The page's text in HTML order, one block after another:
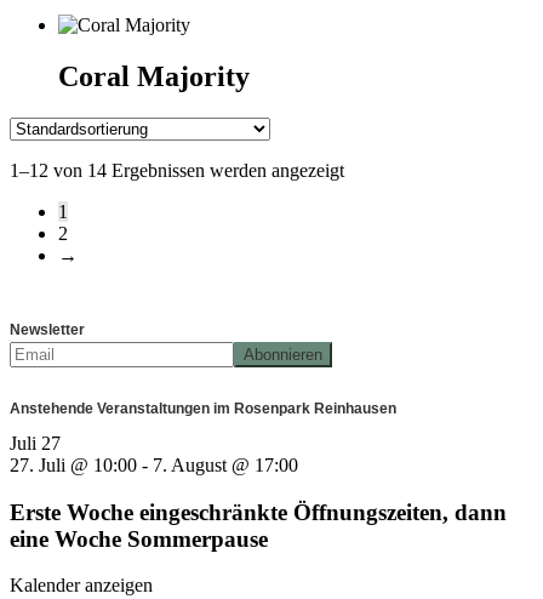
Coral Majority
1–12 von 14 Ergebnissen werden angezeigt
1
2
→
Newsletter
Anstehende Veranstaltungen im Rosenpark Reinhausen
Juli 27
27. Juli @ 10:00 - 7. August @ 17:00
Erste Woche eingeschränkte Öffnungszeiten, dann
eine Woche Sommerpause
Kalender anzeigen